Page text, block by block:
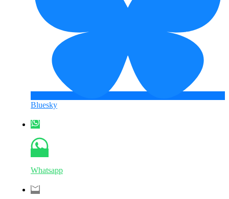
Bluesky
Whatsapp